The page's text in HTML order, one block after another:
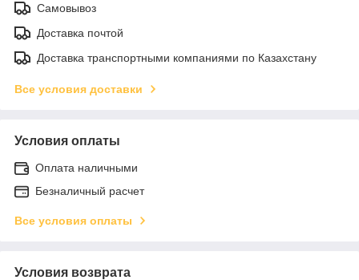
Самовывоз
Доставка почтой
Доставка транспортными компаниями по Казахстану
Все условия доставки
Условия оплаты
Оплата наличными
Безналичный расчет
Все условия оплаты
Условия возврата